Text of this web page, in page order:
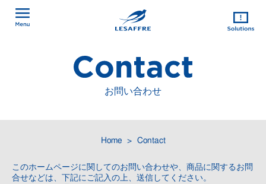
お問い合わせ
Home Contact
このホームページに関してのお問い合わせや、商品に関するお問
合せなどは、下記にご記入の上、送信してください。